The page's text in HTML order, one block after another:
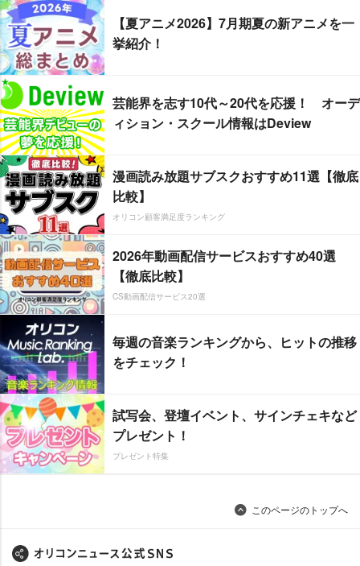
【夏アニメ2026】7月期夏の新アニメを一
挙紹介！
芸能界を志す10代～20代を応援！ オーデ
ィション・スクール情報はDeview
漫画読み放題サブスクおすすめ11選【徹底
比較】
オリコン顧客満足度ランキング
2026年動画配信サービスおすすめ40選
【徹底比較】
CS動画配信サービス20選
毎週の音楽ランキングから、ヒットの推移
をチェック！
試写会、登壇イベント、サインチェキなど
プレゼント！
プレゼント特集
このページのトップへ